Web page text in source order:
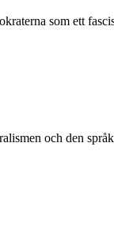
som ett
och den